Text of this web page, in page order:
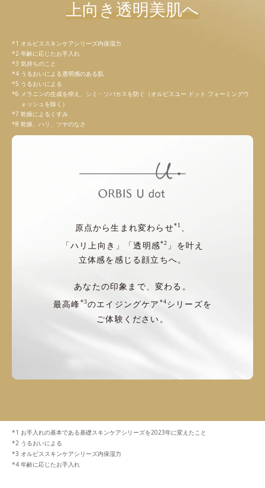
上向き透明美肌へ
オルビススキンケアシリーズ内保湿力
年齢に応じたお手入れ
気持ちのこと
うるおいによる透明感のある肌
うるおいによる
メラニンの生成を抑え、シミ・ソバカスを防ぐ（オルビスユー ドット フォーミングウ
ォッシュを除く）
乾燥によるくすみ
乾燥、ハリ、ツヤのなさ
原点から生まれ変わらせ*1
「ハリ上向き」「透明感*2 」を叶え
立体感を感じる顔立ちへ。
あなたの印象まで、変わる。
最高峰*3のエイジングケア *4シリーズを
ご体験ください。
お手入れの基本である基礎スキンケアシリーズを2023年に変えたこと
うるおいによる
オルビススキンケアシリーズ内保湿力
年齢に応じたお手入れ